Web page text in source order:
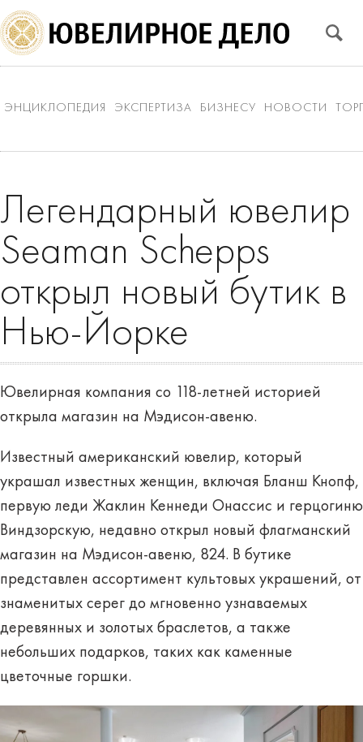
ЭНЦИКЛОПЕДИЯ ЭКСПЕРТИЗА БИЗНЕСУ НОВОСТИ
Легендарный ювелир
Seaman Schepps
открыл новый бутик в
Нью-Йорке
Ювелирная компания со 118-летней историей
открыла магазин на Мэдисон-авеню.
Известный американский ювелир, который
украшал известных женщин, включая Бланш Кнопф,
первую леди Жаклин Кеннеди Онассис и герцогиню
Виндзорскую, недавно открыл новый флагманский
магазин на Мэдисон-авеню, 824. В бутике
представлен ассортимент культовых украшений, от
знаменитых серег до мгновенно узнаваемых
деревянных и золотых браслетов, а также
небольших подарков, таких как каменные
цветочные горшки.